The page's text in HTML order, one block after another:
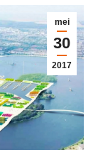
mei
30
2017